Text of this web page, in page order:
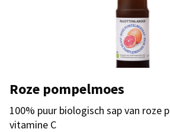
Roze pompelmoes
100% puur biologisch sap van roze
vitamine C